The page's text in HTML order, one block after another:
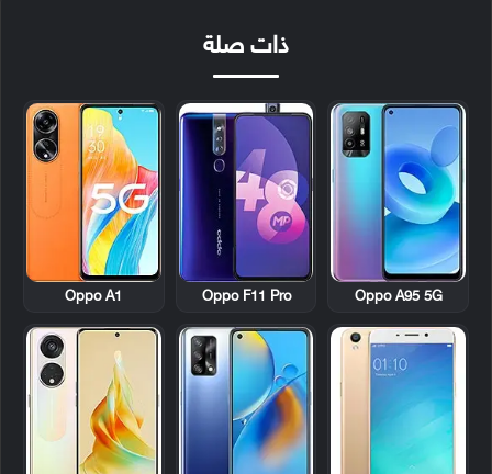
ذات صلة
Oppo A95 5G
Oppo F11 Pro
Oppo A1